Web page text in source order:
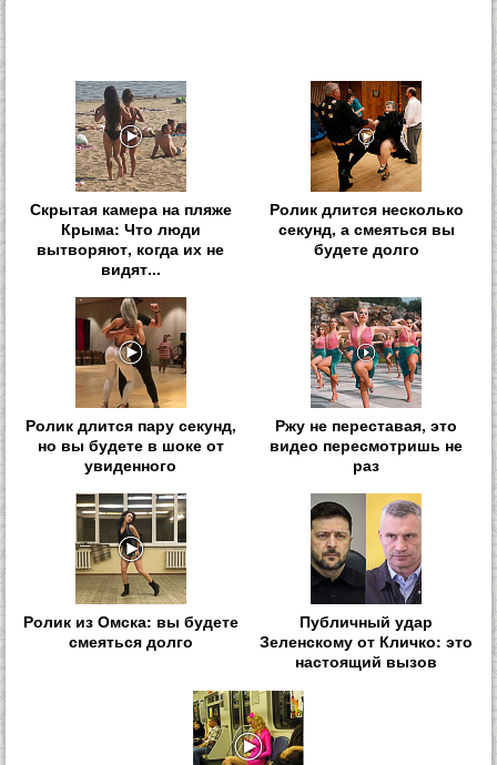
Скрытая камера на пляже
Крыма: Что люди
вытворяют, когда их не
видят...
Ролик длится несколько
секунд, а смеяться вы
будете долго
Ролик длится пару секунд,
но вы будете в шоке от
увиденного
Ржу не переставая, это
видео пересмотришь не
раз
Ролик из Омска: вы будете
смеяться долго
Публичный удар
Зеленскому от Кличко: это
настоящий вызов